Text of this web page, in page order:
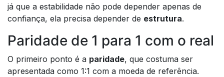
já que a estabilidade não pode depender apenas de
confiança, ela precisa depender de estrutura.
Paridade de 1 para 1 com o real
O primeiro ponto é a paridade, que costuma ser
apresentada como 1:1 com a moeda de referência.